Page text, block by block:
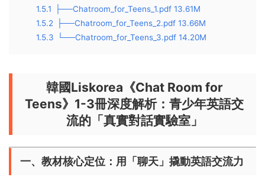
1.5.1
├──Chatroom_for_Teens_1.pdf 13.61M
1.5.2
├──Chatroom_for_Teens_2.pdf 13.66M
1.5.3
└──Chatroom_for_Teens_3.pdf 14.20M
韓國Liskorea《Chat Room for
Teens》1-3冊深度解析：青少年英語交
流的「真實對話實驗室」
一、教材核心定位：用「聊天」撬動英語交流力